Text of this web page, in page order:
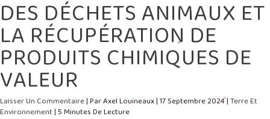
DES DÉCHETS ANIMAUX ET
LA RÉCUPÉRATION DE
PRODUITS CHIMIQUES DE
VALEUR
Laisser Un Commentaire| ParAxel Louineaux|17 Septembre 2024|Terre Et
Environnement|5 Minutes De Lecture